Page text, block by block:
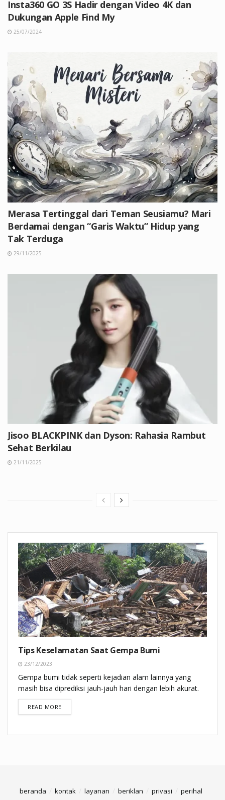
Insta360 GO 3S Hadir dengan Video 4K dan
Dukungan Apple Find My
25/07/2024
Merasa Tertinggal dari Teman Seusiamu? Mari
Berdamai dengan “Garis Waktu” Hidup yang
Tak Terduga
29/11/2025
Jisoo BLACKPINK dan Dyson: Rahasia Rambut
Sehat Berkilau
21/11/2025
Tips Keselamatan Saat Gempa Bumi
23/12/2023
Gempa bumi tidak seperti kejadian alam lainnya yang
masih bisa diprediksi jauh-jauh hari dengan lebih akurat.
READ MOREDETAILS
beranda kontak layanan beriklan privasi perihal